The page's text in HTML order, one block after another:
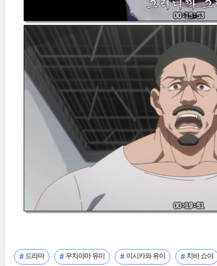
드라마 우치야마 유미 이시카와 유이 치바 쇼야